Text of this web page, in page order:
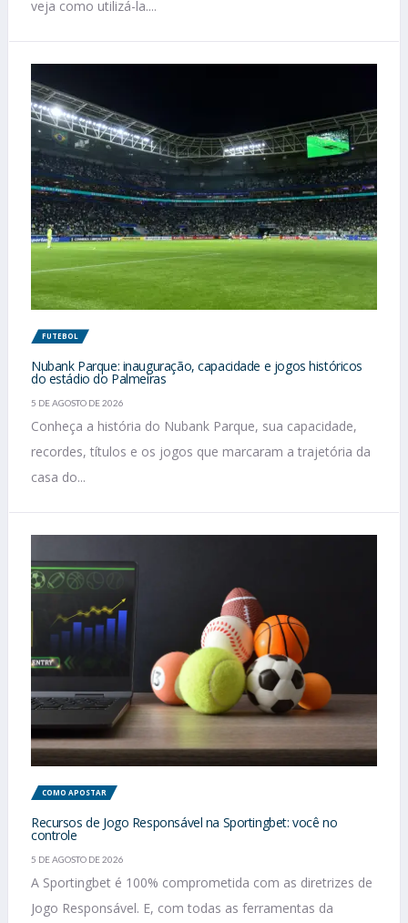
veja como utilizá-la....
FUTEBOL
Nubank Parque: inauguração, capacidade e jogos históricos
do estádio do Palmeiras
5 DE AGOSTO DE 2026
Conheça a história do Nubank Parque, sua capacidade,
recordes, títulos e os jogos que marcaram a trajetória da
casa do...
COMO APOSTAR
Recursos de Jogo Responsável na Sportingbet: você no
controle
5 DE AGOSTO DE 2026
A Sportingbet é 100% comprometida com as diretrizes de
Jogo Responsável. E, com todas as ferramentas da